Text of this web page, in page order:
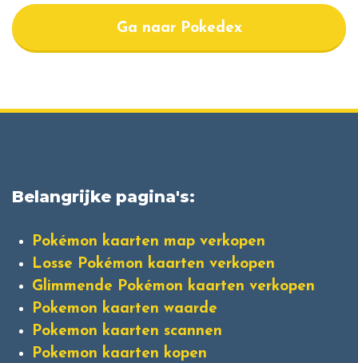
Ga naar Pokedex
Belangrijke pagina's:
Pokémon kaarten map verkopen
Losse Pokémon kaarten verkopen
Glimmende Pokémon kaarten verkopen
Pokemon kaarten waarde
Pokemon kaarten scannen
Pokemon kaarten kopen